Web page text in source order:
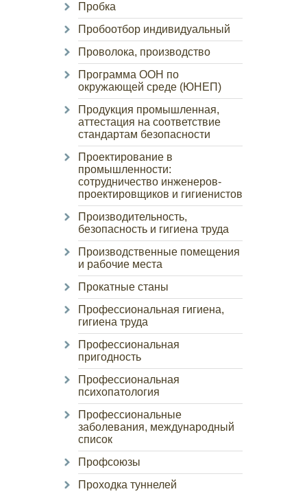
Пробка
Пробоотбор индивидуальный
Проволока, производство
Программа ООН по
окружающей среде (ЮНЕП)
Продукция промышленная,
аттестация на соответствие
стандартам безопасности
Проектирование в
промышленности:
сотрудничество инженеров-
проектировщиков и гигиенистов
Производительность,
безопасность и гигиена труда
Производственные помещения
и рабочие места
Прокатные станы
Профессиональная гигиена,
гигиена труда
Профессиональная
пригодность
Профессиональная
психопатология
Профессиональные
заболевания, международный
список
Профсоюзы
Проходка туннелей